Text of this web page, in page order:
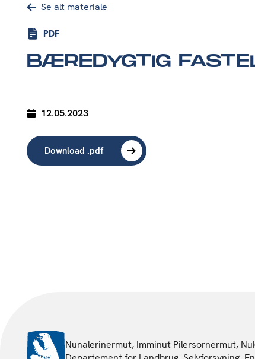
Se alt materiale
PDF
BÆREDYGTIG
12.05.2023
Download .pdf
Nunalerinermut, Imminut Pilersornermut,